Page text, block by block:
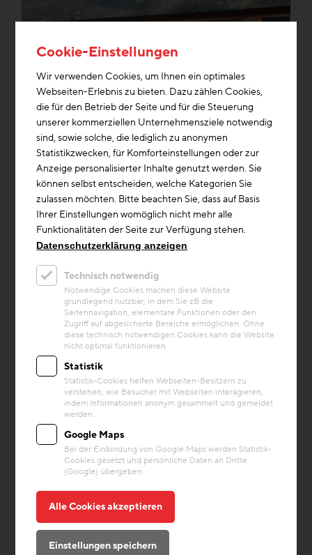
Bauteilaktivierung
Projekt
Wohnmanufaktur Taxenbach
Die Tischlerei stellt Möbel aus Holz her, aber
auch komplette Interieurs mit Holz, Stein,
Glas, Stahl und Stoffen. Auf einer
Gesamtfläche von 1.200 m²...
Heizung Speichermasse
Bürogebäude Maschinenring
Cookie-Einstellungen
Wir verwenden Cookies, um Ihnen ein optimales
Webseiten-Erlebnis zu bieten. Dazu zählen Cookies,
die für den Betrieb der Seite und für die Steuerung
unserer kommerziellen Unternehmensziele notwendig
sind, sowie solche, die lediglich zu anonymen
Statistikzwecken, für Komforteinstellungen oder zur
Anzeige personalisierter Inhalte genutzt werden. Sie
können selbst entscheiden, welche Kategorien Sie
zulassen möchten. Bitte beachten Sie, dass auf Basis
Ihrer Einstellungen womöglich nicht mehr alle
Funktionalitäten der Seite zur Verfügung stehen.
Datenschutzerklärung anzeigen
Technisch notwendig
Notwendige Cookies machen diese Website
grundlegend nutzbar, in dem Sie zB die
Seitennavigation, elementare Funktionen oder den
Zugriff auf abgesicherte Bereiche ermöglichen. Ohne
diese technisch notwendigen Cookies kann die Website
nicht optimal funktionieren.
Statistik
Statistik-Cookies helfen Webseiten-Besitzern zu
verstehen, wie Besucher mit Webseiten interagieren,
indem Informationen anonym gesammelt und gemeldet
werden.
Google Maps
Bei der Einbindung von Google Maps werden Statistik-
Cookies gesetzt und persönliche Daten an Dritte
(Google) übergeben.
Alle Cookies akzeptieren
Einstellungen speichern